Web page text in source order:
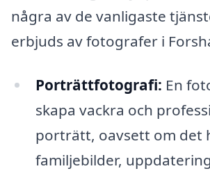
några av de vanligaste
erbjuds av fotografer i
Porträttfotografi: En
skapa vackra och
porträtt, oavsett om det
familjebilder,